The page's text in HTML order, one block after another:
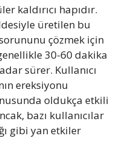
kaldırıcı hapıdır.
üretilen bu
çözmek için
30-60 dakika
sürer. Kullanıcı
ereksiyonu
oldukça etkili
bazı kullanıcılar
gibi yan etkiler